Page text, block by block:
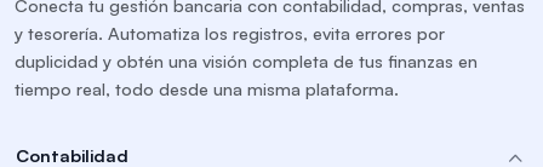
Conecta tu gestión bancaria con contabilidad, compras, ventas
y tesorería. Automatiza los registros, evita errores por
duplicidad y obtén una visión completa de tus finanzas en
tiempo real, todo desde una misma plataforma.
Contabilidad